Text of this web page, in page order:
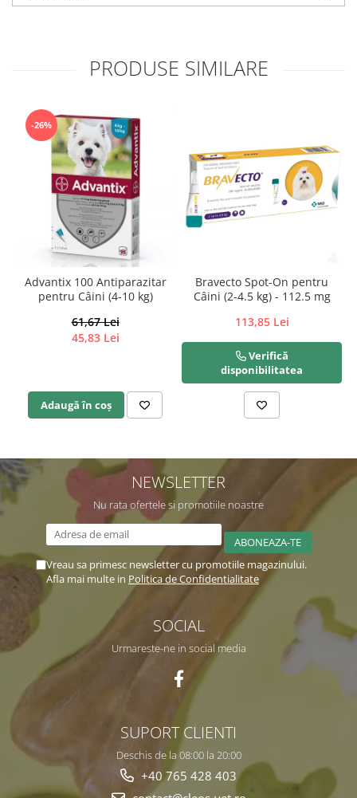
PRODUSE SIMILARE
-26%
Advantix 100 Antiparazitar
pentru Câini (4-10 kg)
61,67 Lei
45,83 Lei
Adaugă în coș
Bravecto Spot-On pentru
Câini (2-4.5 kg) - 112.5 mg
113,85 Lei
Verifică
disponibilitatea
NEWSLETTER
Nu rata ofertele si promotiile noastre
Vreau sa primesc newsletter cu promotiile magazinului.
Afla mai multe in Politica de Confidentialitate
SOCIAL
Urmareste-ne in social media
SUPORT CLIENTI
Deschis de la 08:00 la 20:00
+40 765 428 403